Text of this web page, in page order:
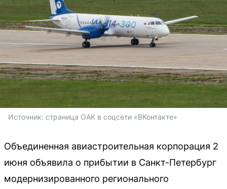
Источник: страница ОАК в соцсети «ВКонтакте»
Объединенная авиастроительная корпорация 2
июня объявила о прибытии в Санкт-Петербург
модернизированного регионального